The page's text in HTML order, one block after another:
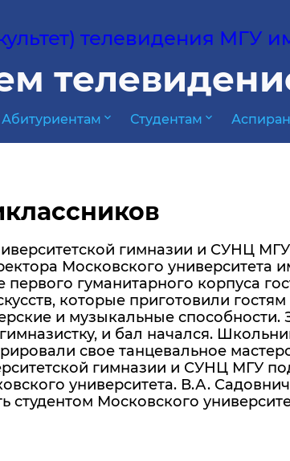
телевидения МГУ
Абитуриентам expand_more Студентам expand_more
гимназии и СУНЦ
Московского
гуманитарного корпуса
которые приготовили
и музыкальные
и бал начался.
свое танцевальное
гимназии и СУНЦ МГУ
университета. В.А.
студентом Московского